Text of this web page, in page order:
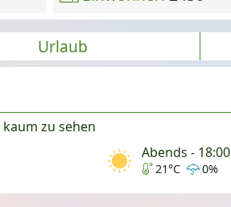
Urlaub
zu sehen
Abends - 18:00
21°C 0%